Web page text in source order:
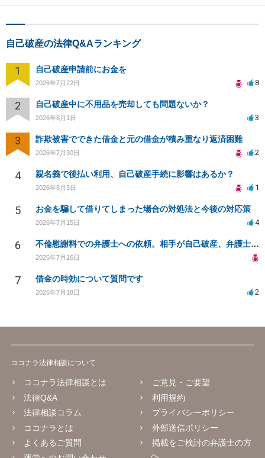
自己破産の法律Q&Aランキング
1 自己破産申請前にお金を
2026年7月22日 8
2 自己破産中に不用品を売却しても問題ないか？
2026年8月1日 3
3 詐欺被害でできた借金と元の借金が積み重なり返済困難
2026年7月30日 2
4 親名義で後払い利用、自己破産手続に影響はあるか？
2026年8月3日 1
5 お金を騙して借りてしまった場合の対処法と今後の対応策
2026年7月15日 4
6 不倫慰謝料での弁護士への依頼。相手が自己破産、弁護士との契約範囲は？
2026年7月16日
7 借金の時効について質問です
2026年7月18日 2
ココナラ法律相談について
ココナラ法律相談とは
法律Q&A
法律相談コラム
ココナラとは
よくあるご質問
ご意見・ご要望
利用規約
プライバシーポリシー
外部送信ポリシー
掲載をご検討の弁護士の方
へ